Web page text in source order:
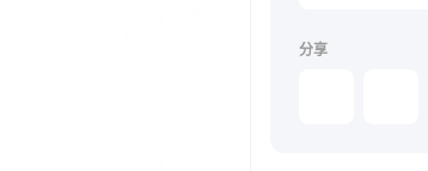
分享